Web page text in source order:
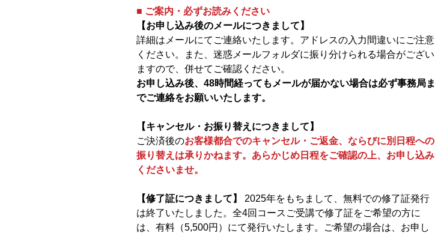
■ ご案内・必ずお読みください
【お申し込み後のメールにつきまして】
詳細はメールにてご連絡いたします。アドレスの入力間違いにご注意
ください。また、迷惑メールフォルダに振り分けられる場合がござい
ますので、併せてご確認ください。
お申し込み後、48時間経ってもメールが届かない場合は必ず事務局ま
でご連絡をお願いいたします。
【キャンセル・お振り替えにつきまして】
ご決済後のお客様都合でのキャンセル・ご返金、ならびに別日程への
振り替えは承りかねます。あらかじめ日程をご確認の上、お申し込み
くださいませ。
【修了証につきまして】
2025年をもちまして、無料での修了証発行
は終了いたしました。全4回コースご受講で修了証をご希望の方に
は、有料（5,500円）にて発行いたします。ご希望の場合は、お申し